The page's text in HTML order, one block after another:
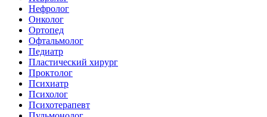
Нефролог
Онколог
Ортопед
Офтальмолог
Педиатр
Пластический хирург
Проктолог
Психиатр
Психолог
Психотерапевт